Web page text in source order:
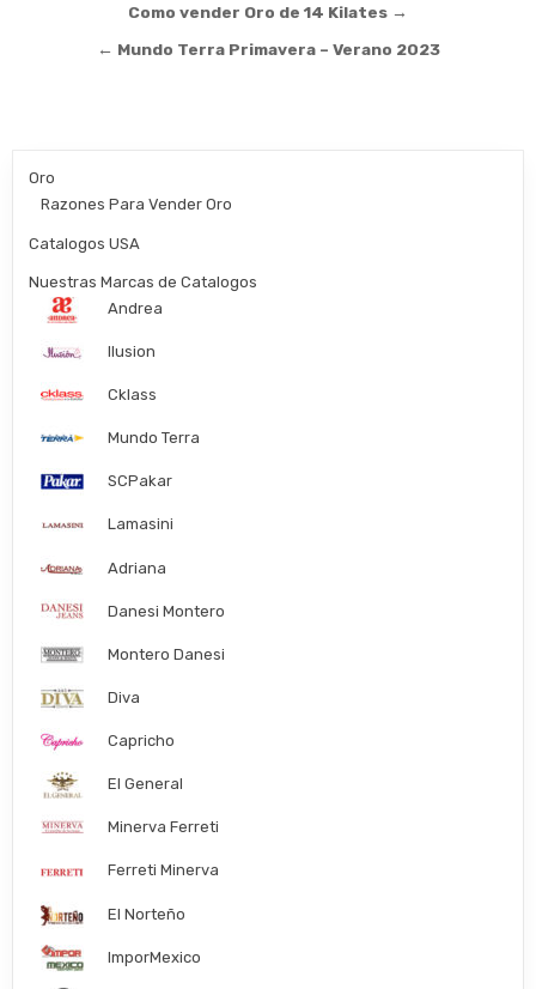
navigation
Como vender Oro de 14 Kilates →
← Mundo Terra Primavera – Verano 2023
Oro
Razones Para Vender Oro
Catalogos USA
Nuestras Marcas de Catalogos
Andrea
Ilusion
Cklass
Mundo Terra
SCPakar
Lamasini
Adriana
Danesi Montero
Montero Danesi
Diva
Capricho
El General
Minerva Ferreti
Ferreti Minerva
El Norteño
ImporMexico